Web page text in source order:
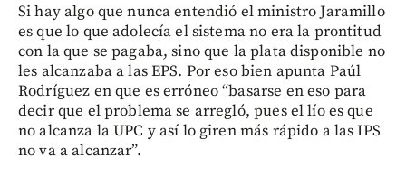
Si hay algo que nunca entendió el ministro Jaramillo
es que lo que adolecía el sistema no era la prontitud
con la que se pagaba, sino que la plata disponible no
les alcanzaba a las EPS. Por eso bien apunta Paúl
Rodríguez en que es erróneo “basarse en eso para
decir que el problema se arregló, pues el lío es que
no alcanza la UPC y así lo giren más rápido a las IPS
no va a alcanzar”.